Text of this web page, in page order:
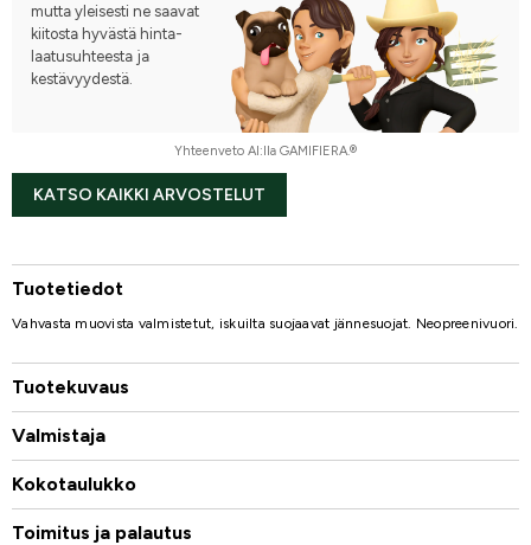
mutta yleisesti ne saavat
kiitosta hyvästä hinta-
laatusuhteesta ja
kestävyydestä.
Yhteenveto AI:lla GAMIFIERA.®
KATSO KAIKKI ARVOSTELUT
Tuotetiedot
Vahvasta muovista valmistetut, iskuilta suojaavat jännesuojat. Neopreenivuori.
Tuotekuvaus
Valmistaja
Kokotaulukko
Toimitus ja palautus